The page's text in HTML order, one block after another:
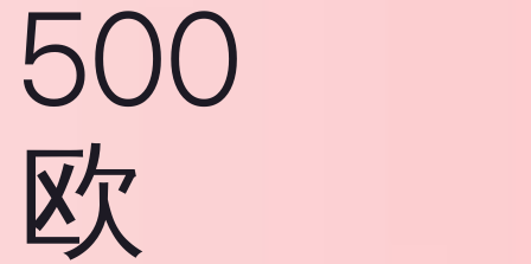
500
欧